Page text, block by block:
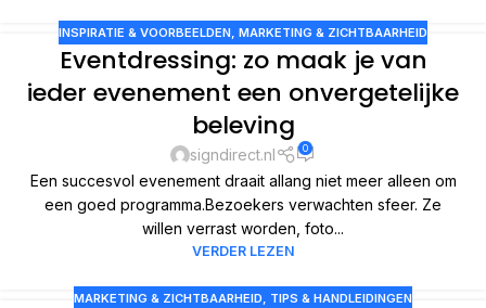
INSPIRATIE & VOORBEELDEN MARKETING & ZICHTBAARHEID
Eventdressing: zo maak je van
ieder evenement een onvergetelijke
beleving
signdirect.nl 0
Een succesvol evenement draait allang niet meer alleen om
een goed programma.Bezoekers verwachten sfeer. Ze
willen verrast worden, foto...
VERDER LEZEN
MARKETING & ZICHTBAARHEID, TIPS & HANDLEIDINGEN